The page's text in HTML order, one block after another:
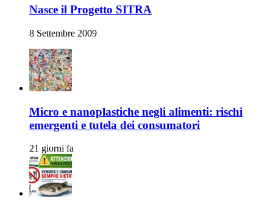
Nasce il Progetto SITRA
8 Settembre 2009
Micro e nanoplastiche negli alimenti: rischi
emergenti e tutela dei consumatori
21 giorni fa